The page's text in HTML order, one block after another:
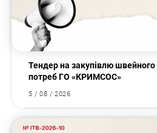
Тендер на закупівлю
потреб ГО «КРИМСОС»
5 / 08 / 2026